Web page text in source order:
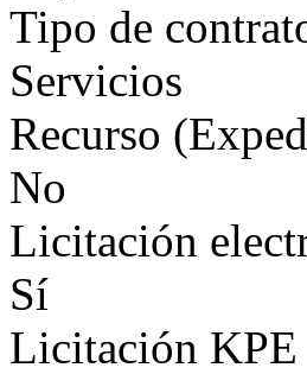
Tipo de
Servicios
Recurso
No
Licitación
Sí
Licitación KPE